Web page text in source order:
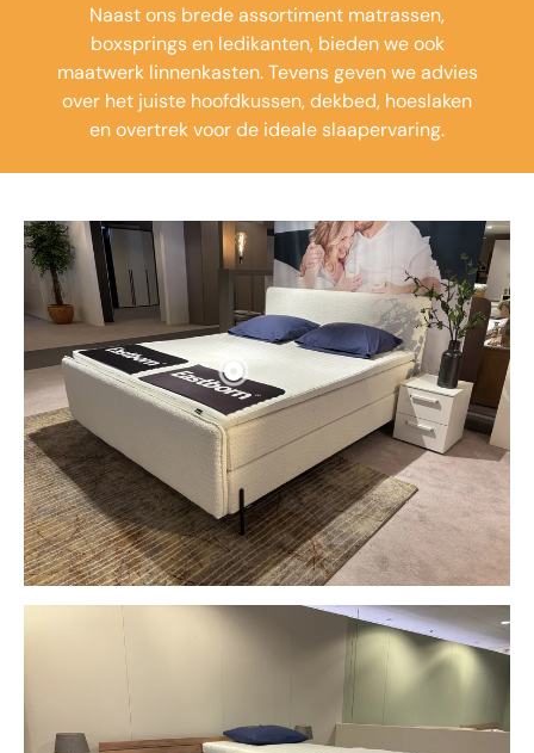
Naast ons brede assortiment matrassen,
boxspringsen ledikanten, bieden we ook
maatwerk linnenkasten. Tevens geven we advies
over het juiste hoofdkussen, dekbed, hoeslaken
en overtrek voor de ideale slaapervaring.